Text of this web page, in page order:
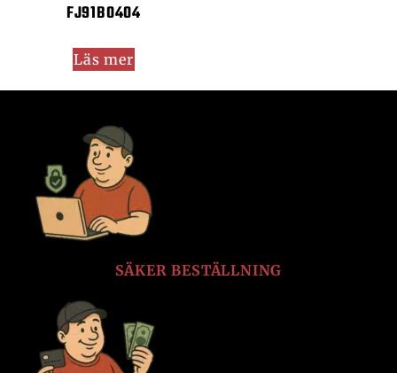
FJ91B0404
Läs mer
SÄKER BESTÄLLNING